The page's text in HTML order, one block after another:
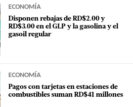
ECONOMÍA
Disponen rebajas de RD$2.00 y
RD$3.00 en el GLP y la gasolina y el
gasoil regular
ECONOMÍA
Pagos con tarjetas en estaciones de
combustibles suman RD$41 millones